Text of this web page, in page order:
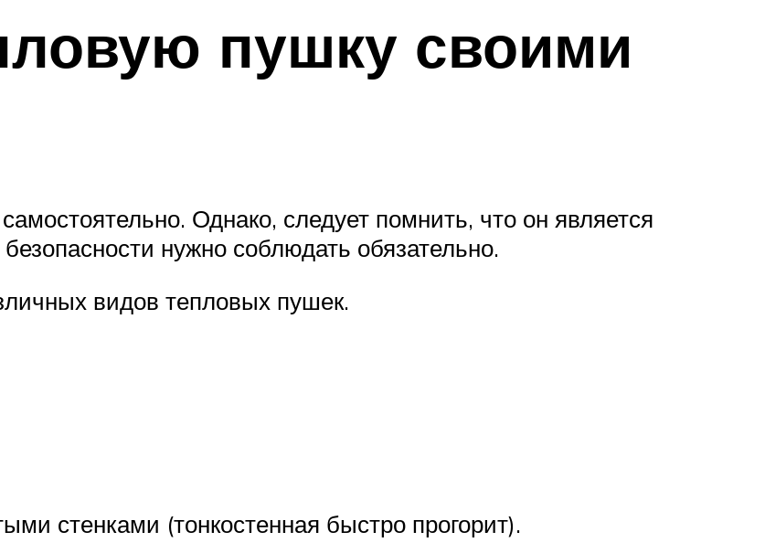
пушку своими
Однако, следует помнить, что он является
нужно соблюдать обязательно.
видов тепловых пушек.
стенками (тонкостенная быстро прогорит).